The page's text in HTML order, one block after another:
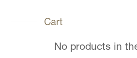
Cart
No products in